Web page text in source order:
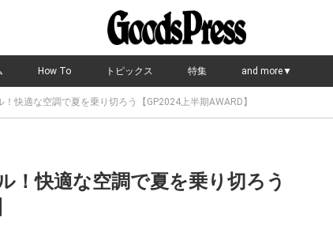
How To トピックス 特集 and more▼
快適な空調で夏を乗り切ろう【GP2024上半期AWARD】
！快適な空調で夏を乗り切ろう